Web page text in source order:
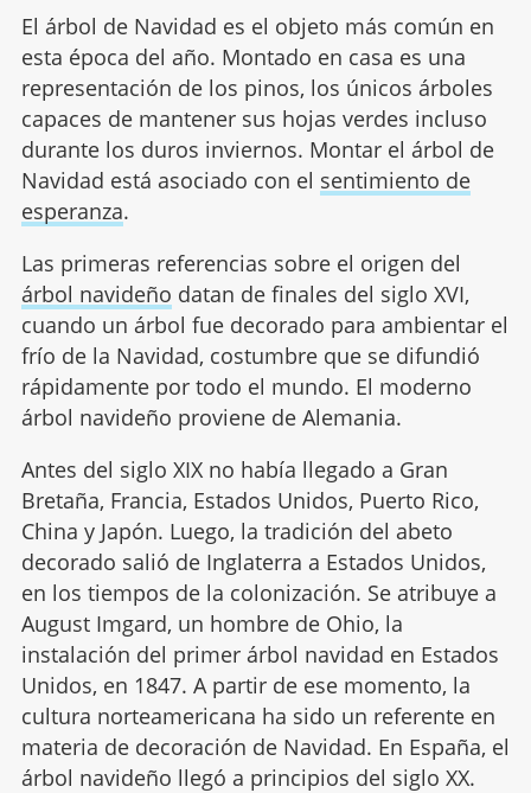
El árbol de Navidad es el objeto más común en
esta época del año. Montado en casa es una
representación de los pinos, los únicos árboles
capaces de mantener sus hojas verdes incluso
durante los duros inviernos. Montar el árbol de
Navidad está asociado con el sentimiento de
esperanza.
Las primeras referencias sobre el origen del
árbol navideño datan de finales del siglo XVI,
cuando un árbol fue decorado para ambientar el
frío de la Navidad, costumbre que se difundió
rápidamente por todo el mundo. El moderno
árbol navideño proviene de Alemania.
Antes del siglo XIX no había llegado a Gran
Bretaña, Francia, Estados Unidos, Puerto Rico,
China y Japón. Luego, la tradición del abeto
decorado salió de Inglaterra a Estados Unidos,
en los tiempos de la colonización. Se atribuye a
August Imgard, un hombre de Ohio, la
instalación del primer árbol navidad en Estados
Unidos, en 1847. A partir de ese momento, la
cultura norteamericana ha sido un referente en
materia de decoración de Navidad. En España, el
árbol navideño llegó a principios del siglo XX.